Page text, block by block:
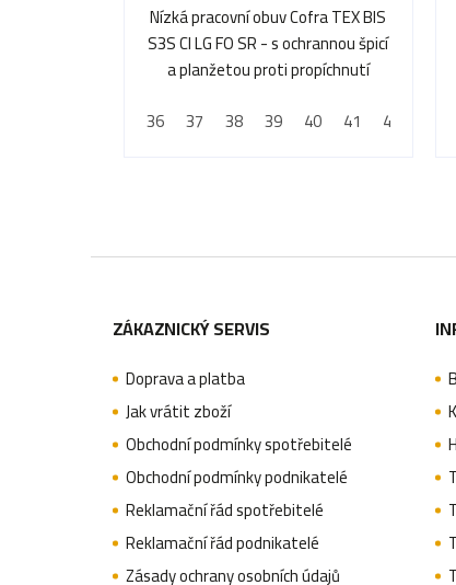
Nízká pracovní obuv Cofra TEX BIS
S3S CI LG FO SR - s ochrannou špicí
a planžetou proti propíchnutí
36
37 38 39 40 41 42
ZÁKAZNICKÝ SERVIS
Doprava a platba
Jak vrátit zboží
Obchodní podmínky spotřebitelé
Obchodní podmínky podnikatelé
Reklamační řád spotřebitelé
Reklamační řád podnikatelé
Zásady ochrany osobních údajů